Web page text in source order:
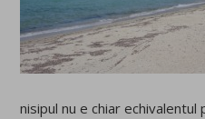
nisipul nu e chiar echivalentul